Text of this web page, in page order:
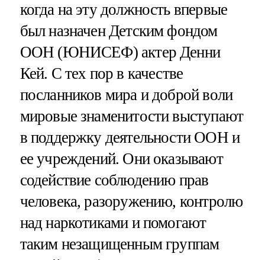
когда на эту должность впервые
был назначен Детским фондом
ООН (ЮНИСЕФ) актер Денни
Кей. С тех пор в качестве
посланников мира и доброй воли
мировые знаменитости выступают
в поддержку деятельности ООН и
ее учреждений. Они оказывают
содействие соблюдению прав
человека, разоружению, контролю
над наркотиками и помогают
таким незащищенным группам